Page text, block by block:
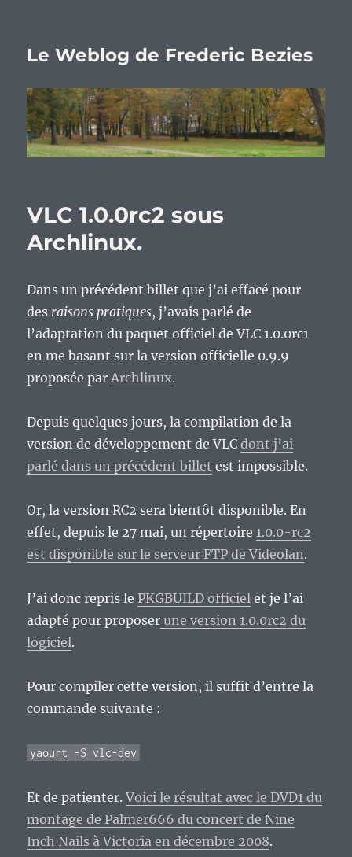
Le Weblog de Frederic Bezies
VLC 1.0.0rc2 sous
Archlinux.
Dans un précédent billet que j’ai effacé pour
des raisons pratiques, j’avais parlé de
l’adaptation du paquet officiel de VLC 1.0.0rc1
en me basant sur la version officielle 0.9.9
proposée parArchlinux.
Depuis quelques jours, la compilation de la
version de développement de VLCdont j’ai
parlé dans un précédent billet est impossible.
Or, la version RC2 sera bientôt disponible. En
effet, depuis le 27 mai, un répertoire1.0.0-rc2
est disponible sur le serveur FTP de Videolan.
J’ai donc repris le PKGBUILD officiel et je l’ai
adapté pour proposer une version 1.0.0rc2 du
logiciel.
Pour compiler cette version, il suffit d’entre la
commande suivante :
yaourt -S vlc-dev
Et de patienter.Voici le résultat avec le DVD1 du
montage de Palmer666 du concert de Nine
Inch Nails à Victoria en décembre 2008.